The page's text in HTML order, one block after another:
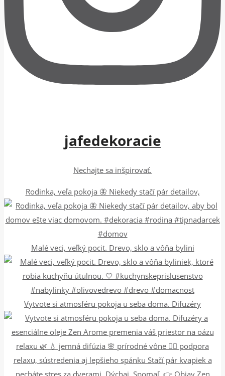
jafedekoracie
Nechajte sa inšpirovať.
Rodinka, veľa pokoja 🦋 Niekedy stačí pár detailov,
Malé veci, veľký pocit. Drevo, sklo a vôňa bylini
Vytvote si atmosféru pokoja u seba doma. Difuzéry